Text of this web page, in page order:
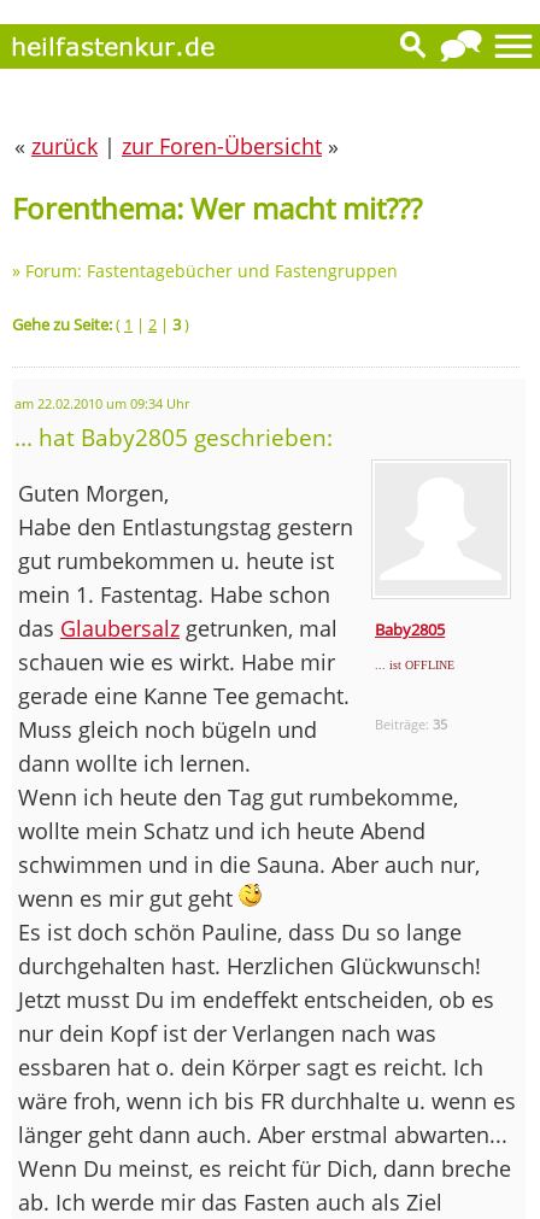
« zurück | zur Foren-Übersicht »
Forenthema: Wer macht mit???
» Forum: Fastentagebücher und Fastengruppen
Gehe zu Seite:( 1 | 2 | 3)
am 22.02.2010 um 09:34 Uhr
... hat Baby2805 geschrieben:
Baby2805
... ist OFFLINE
Beiträge:35
Guten Morgen,
Habe den Entlastungstag gestern
gut rumbekommen u. heute ist
mein 1. Fastentag. Habe schon
das Glaubersalz getrunken, mal
schauen wie es wirkt. Habe mir
gerade eine Kanne Tee gemacht.
Muss gleich noch bügeln und
dann wollte ich lernen.
Wenn ich heute den Tag gut rumbekomme,
wollte mein Schatz und ich heute Abend
schwimmen und in die Sauna. Aber auch nur,
wenn es mir gut geht
Es ist doch schön Pauline, dass Du so lange
durchgehalten hast. Herzlichen Glückwunsch!
Jetzt musst Du im endeffekt entscheiden, ob es
nur dein Kopf ist der Verlangen nach was
essbaren hat o. dein Körper sagt es reicht. Ich
wäre froh, wenn ich bis FR durchhalte u. wenn es
länger geht dann auch. Aber erstmal abwarten...
Wenn Du meinst, es reicht für Dich, dann breche
ab. Ich werde mir das Fasten auch als Ziel